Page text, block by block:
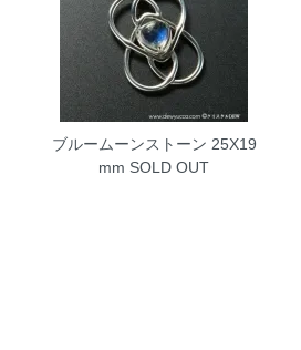
ブルームーンストーン 25X19
mm SOLD OUT